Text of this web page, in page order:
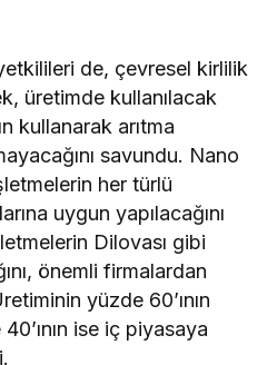
de, çevresel kirlilik
üretimde kullanılacak
kullanarak arıtma
savundu. Nano
her türlü
uygun yapılacağını
Dilovası gibi
önemli firmalardan
yüzde 60’ının
ise iç piyasaya